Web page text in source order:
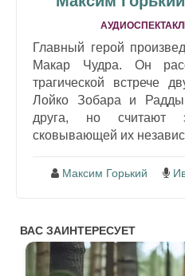
Главный герой
Макар Чудра. Он
трагической встрече
Лойко Зобара и
друга, но считают
сковывающей их
Максим Горький